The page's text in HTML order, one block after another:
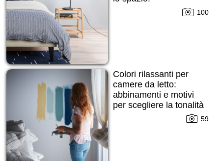
100
Colori rilassanti per
camere da letto:
abbinamenti e motivi
per scegliere la tonalità
59